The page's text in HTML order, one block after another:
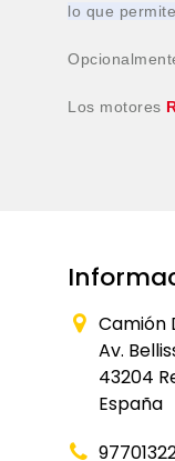
lo que
Los motores
Camión
Av.
43204
España